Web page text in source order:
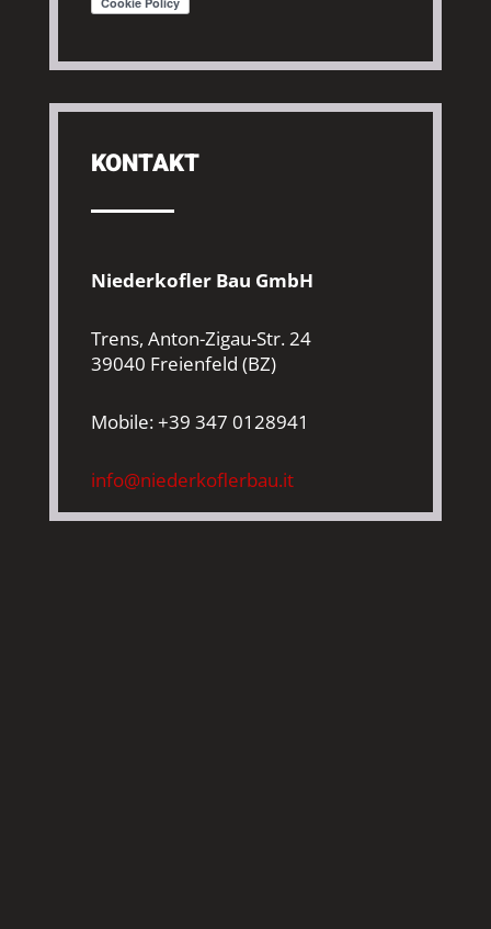
KONTAKT
Niederkofler Bau GmbH
Trens, Anton-Zigau-Str. 24
39040 Freienfeld (BZ)
Mobile: +39 347 0128941‬
info@niederkoflerbau.it